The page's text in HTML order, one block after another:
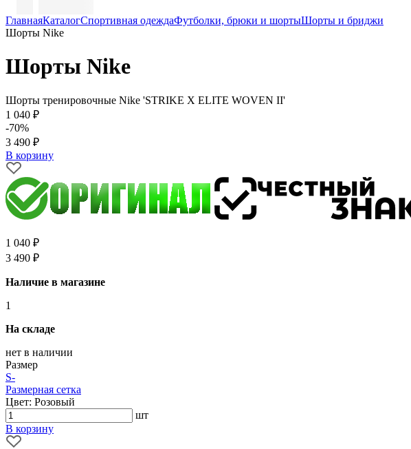
ГлавнаяКаталогСпортивная одеждаФутболки, брюки и шортыШорты и бриджи
Шорты Nike
Шорты Nike
Шорты тренировочные Nike 'STRIKE X ELITE WOVEN II'
1 040 ₽
-70%
3 490 ₽
В корзину
1 040 ₽
3 490 ₽
Наличие в магазине
1
На складе
нет в наличии
Размер
S-
Размерная сетка
Цвет: Розовый
шт
В корзину